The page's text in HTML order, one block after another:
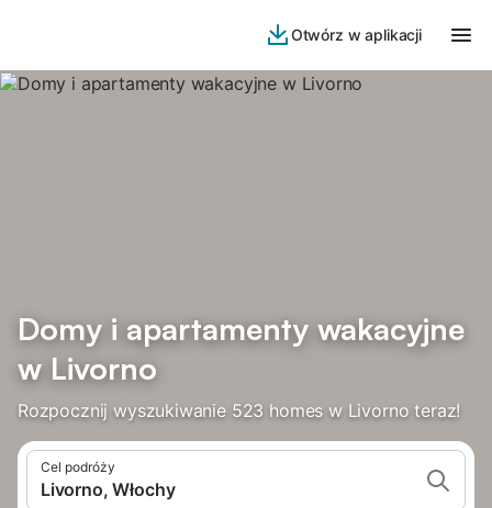
Otwórz w aplikacji
Domy i apartamenty wakacyjne
w Livorno
Rozpocznij wyszukiwanie 523 homes w Livorno teraz!
Cel podróży
Livorno, Włochy